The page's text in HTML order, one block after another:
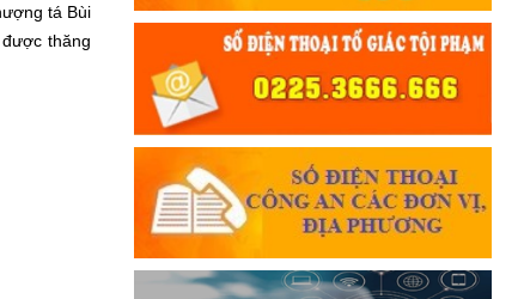
tá Bùi
thăng